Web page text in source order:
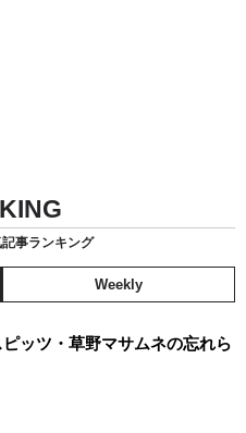
事ランキング
Weekly
ッツ・草野マサムネの忘れら